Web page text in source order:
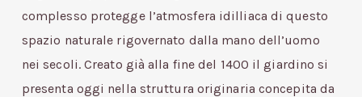
complesso protegge l’atmosfera idilliaca di questo
spazio naturale rigovernato dalla mano dell’uomo
nei secoli. Creato già alla fine del 1400 il giardino si
presenta oggi nella struttura originaria concepita da